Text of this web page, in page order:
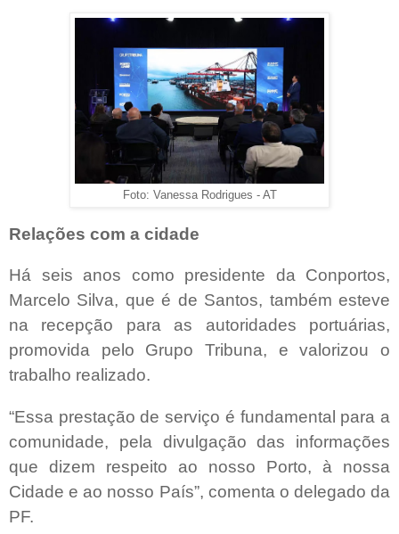
Foto: Vanessa Rodrigues - AT
Relações com a cidade
Há seis anos como presidente da Conportos,
Marcelo Silva, que é de Santos, também esteve
na recepção para as autoridades portuárias,
promovida pelo Grupo Tribuna, e valorizou o
trabalho realizado.
“Essa prestação de serviço é fundamental para a
comunidade, pela divulgação das informações
que dizem respeito ao nosso Porto, à nossa
Cidade e ao nosso País”, comenta o delegado da
PF.